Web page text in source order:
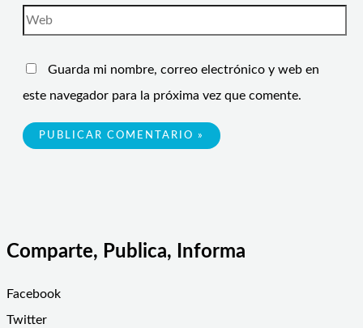
Guarda mi nombre, correo electrónico y web en
este navegador para la próxima vez que comente.
Comparte, Publica, Informa
Facebook
Twitter